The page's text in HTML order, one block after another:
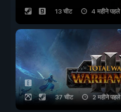
13 चीट 4 महीने पहले
37 चीट 2 महीने पहले